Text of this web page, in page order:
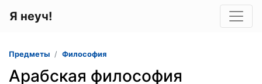
Я неуч!
Предметы Философия
Арабская философия